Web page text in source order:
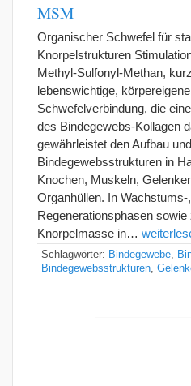
MSM
Organischer Schwefel für
Knorpelstrukturen
Methyl-Sulfonyl-Methan,
lebenswichtige,
Schwefelverbindung, die
des Bindegewebs-Kollagen
gewährleistet den Aufbau
Bindegewebsstrukturen in
Knochen, Muskeln,
Organhüllen. In
Regenerationsphasen
Knorpelmasse in…
Schlagwörter: Bindegewebe
Bindegewebsstrukturen